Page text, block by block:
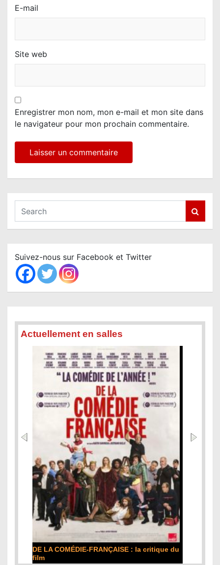
E-mail
Site web
Enregistrer mon nom, mon e-mail et mon site dans
le navigateur pour mon prochain commentaire.
a
c
h
Suivez-nous sur Facebook et Twitter
Actuellement en salles
DE LA COMÉDIE-FRANÇAISE : la critique du
film